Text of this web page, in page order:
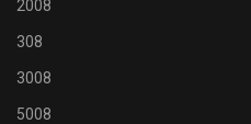
2008
308
3008
5008